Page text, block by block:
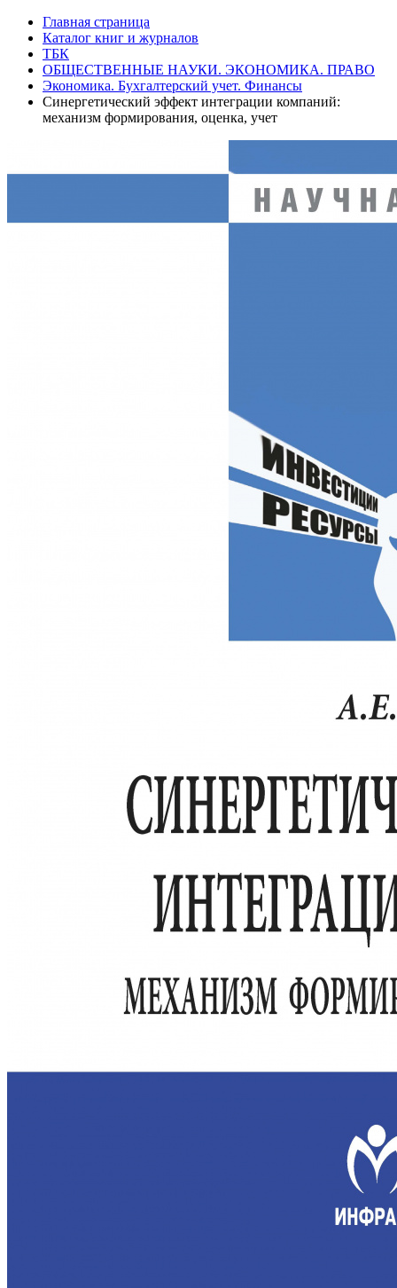
Главная страница
Каталог книг и журналов
ТБК
ОБЩЕСТВЕННЫЕ НАУКИ. ЭКОНОМИКА. ПРАВО
Экономика. Бухгалтерский учет. Финансы
Синергетический эффект интеграции компаний:
механизм формирования, оценка, учет